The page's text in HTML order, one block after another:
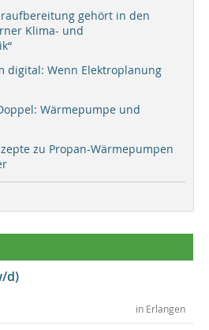
gehört in den
Klima- und
digital: Wenn Elektroplanung
Wärmepumpe und
zu Propan-Wärmepumpen
d)
in Erlangen